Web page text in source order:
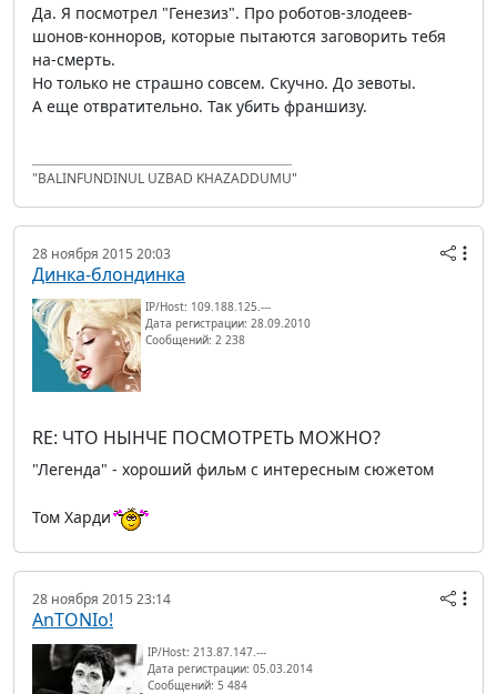
Да. Я посмотрел "Генезиз". Про роботов-злодеев-
шонов-конноров, которые пытаются заговорить тебя
на-смерть.
Но только не страшно совсем. Скучно. До зевоты.
А еще отвратительно. Так убить франшизу.
"BALINFUNDINUL UZBAD KHAZADDUMU"
28 ноября 2015 20:03
Динка-блондинка
IP/Host: 109.188.125.---
Дата регистрации: 28.09.2010
Сообщений: 2 238
RE: ЧТО НЫНЧЕ ПОСМОТРЕТЬ МОЖНО?
"Легенда" - хороший фильм с интересным сюжетом
Том Харди
28 ноября 2015 23:14
AnTONIo!
IP/Host: 213.87.147.---
Дата регистрации: 05.03.2014
Сообщений: 5 484